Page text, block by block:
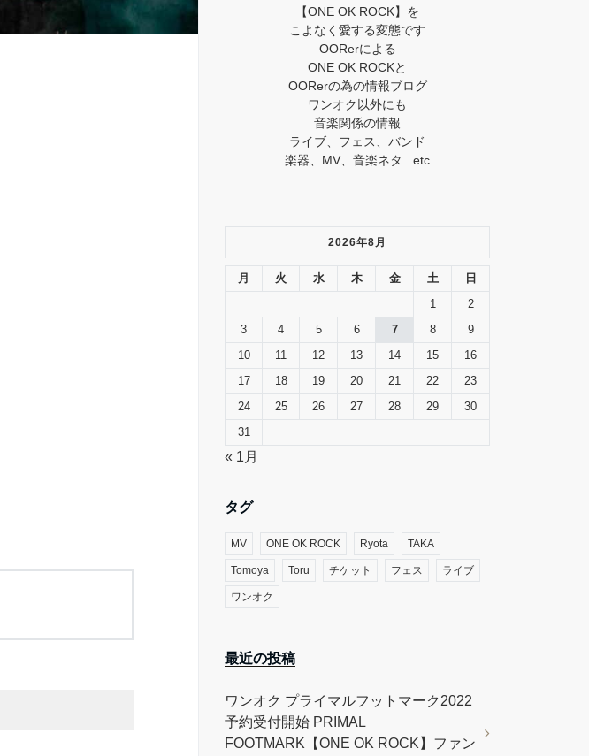
【ONE OK ROCK】を
こよなく愛する変態です
OORerによる
ONE OK ROCKと
OORerの為の情報ブログ
ワンオク以外にも
音楽関係の情報
ライブ、フェス、バンド
楽器、MV、音楽ネタ...etc
2026年8月
月 火 水 木 金 土
日
1
2
3
4 5 6 7 8
9
10
11 12 13 14 15
16
17
18 19 20 21 22
23
24
25 26 27 28 29
30
31
« 1月
タグ
MV ONE OK ROCK Ryota TAKA
Tomoya Toru チケット フェス ライブ
ワンオク
最近の投稿
ワンオク プライマルフットマーク2022
予約受付開始 PRIMAL
FOOTMARK【ONE OK ROCK】ファン